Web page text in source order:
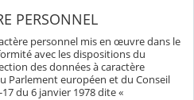
PERSONNEL
personnel mis en œuvre dans le
avec les dispositions du
des données à caractère
Parlement européen et du Conseil
du 6 janvier 1978 dite «